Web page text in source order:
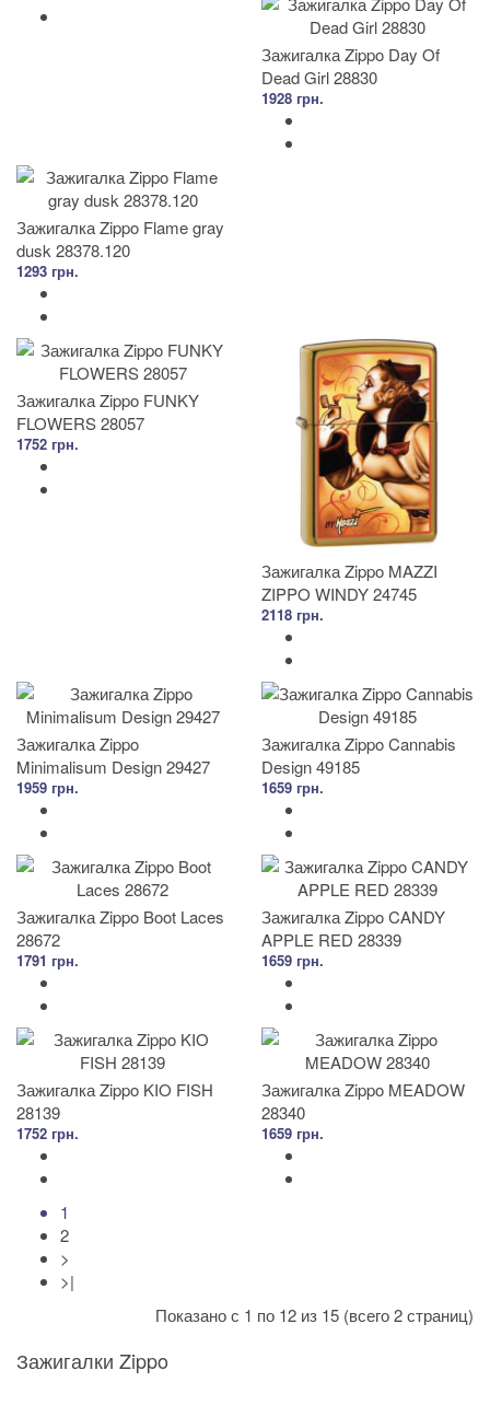
Зажигалка Zippo Day Of
Dead Girl 28830
1928 грн.
Зажигалка Zippo Flame gray
dusk 28378.120
1293 грн.
Зажигалка Zippo FUNKY
FLOWERS 28057
1752 грн.
Зажигалка Zippo MAZZI
ZIPPO WINDY 24745
2118 грн.
Зажигалка Zippo
Minimalisum Design 29427
1959 грн.
Зажигалка Zippo Cannabis
Design 49185
1659 грн.
Зажигалка Zippo Boot Laces
28672
1791 грн.
Зажигалка Zippo CANDY
APPLE RED 28339
1659 грн.
Зажигалка Zippo KIO FISH
28139
1752 грн.
Зажигалка Zippo MEADOW
28340
1659 грн.
1
2
>
>|
Показано с 1 по 12 из 15 (всего 2 страниц)
Зажигалки Zippo